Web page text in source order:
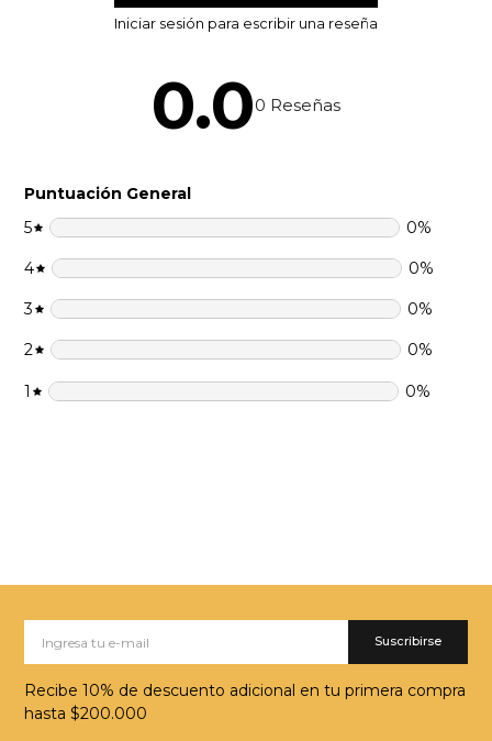
0.00 Reseñas
Puntuación General
5
0%
4 0%
3 0%
2 0%
1 0%
Suscribirse
Recibe 10% de descuento adicional en tu primera compra
hasta $200.000